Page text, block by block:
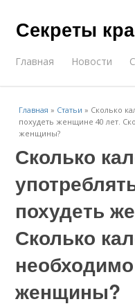
Секреты
Главная Новости
Главная » Статьи » Сколько
похудеть женщине 40 лет.
женщины?
Сколько
похудеть
Сколько
женщины?